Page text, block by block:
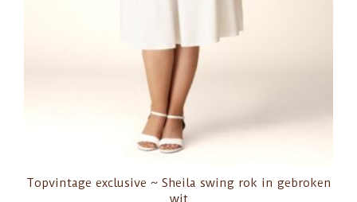
Topvintage exclusive ~ Sheila swing rok in gebroken
wit